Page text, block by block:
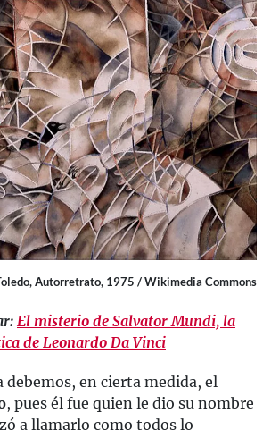
Autorretrato, 1975 / Wikimedia Commons
El misterio de Salvator Mundi, la
de Leonardo Da Vinci
debemos, en cierta medida, el
, pues él fue quien le dio su nombre
a llamarlo como todos lo